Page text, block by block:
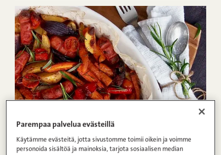
1h 20min
1 2 3 4 5 (61)
Parempaa palvelua evästeillä
Käytämme evästeitä, jotta sivustomme toimii oikein ja voimme
personoida sisältöä ja mainoksia, tarjota sosiaalisen median